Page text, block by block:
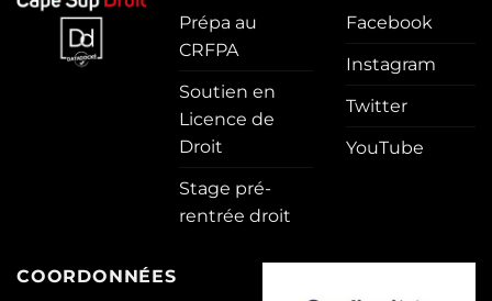
Prépa au
CRFPA
Soutien en
Licence de
Droit
Stage pré-
rentrée droit
Facebook
Instagram
Twitter
YouTube
COORDONNÉES